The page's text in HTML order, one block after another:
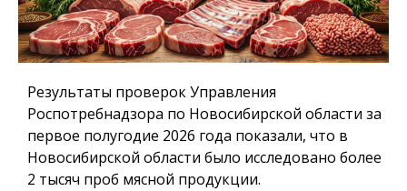
Результаты проверок Управления
Роспотребнадзора по Новосибирской области за
первое полугодие 2026 года показали, что в
Новосибирской области было исследовано более
2 тысяч проб мясной продукции.